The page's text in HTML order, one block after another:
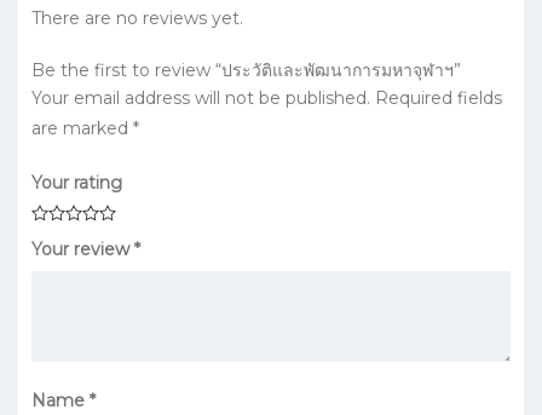
There are no reviews yet.
Be the first to review “ประวัติและพัฒนาการมหาจุฬาฯ”
Your email address will not be published. Required fields
are marked *
Your rating
Your review*
Name *